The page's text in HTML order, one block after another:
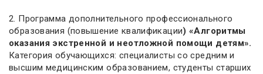
2. Программа дополнительного профессионального
образования (повышение квалификации) «Алгоритмы
оказания экстренной и неотложной помощи детям».
Категория обучающихся: специалисты со средним и
высшим медицинским образованием, студенты старших